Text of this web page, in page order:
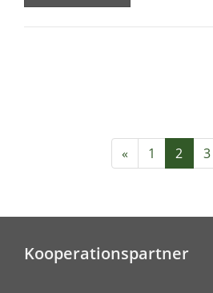
« 1 2 3
Kooperationspartner